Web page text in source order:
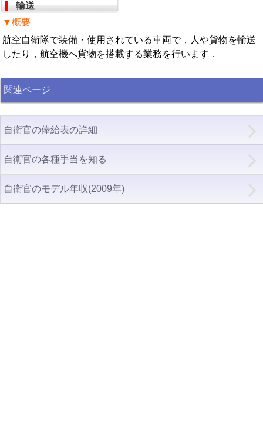
輸送
▼概要
航空自衛隊で装備・使用されている車両で，人や貨物を輸送
したり，航空機へ貨物を搭載する業務を行います．
関連ページ
自衛官の俸給表の詳細
自衛官の各種手当を知る
自衛官のモデル年収(2009年)